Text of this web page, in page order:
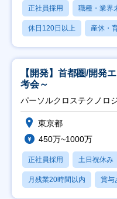
正社員採用 職種・業界
休日120日以上 産休・
【開発】首都圏/開発
考会～
パーソルクロステクノロ
東京都
450万~1000万
正社員採用 土日祝休み
月残業20時間以内 賞与